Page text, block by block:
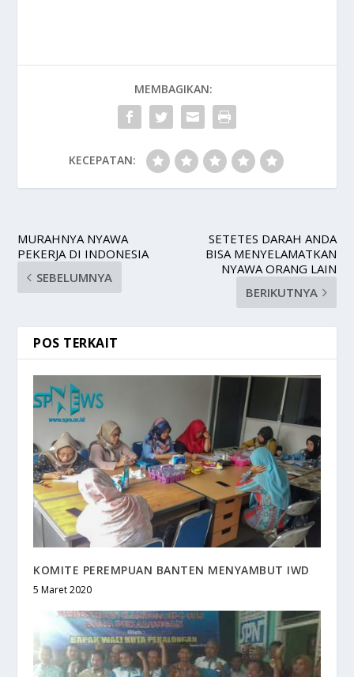
MEMBAGIKAN:
KECEPATAN:
MURAHNYA NYAWA
PEKERJA DI INDONESIA
SEBELUMNYA
SETETES DARAH ANDA
BISA MENYELAMATKAN
NYAWA ORANG LAIN
BERIKUTNYA
POS TERKAIT
KOMITE PEREMPUAN BANTEN MENYAMBUT IWD
5 Maret 2020